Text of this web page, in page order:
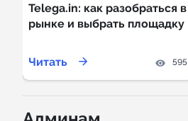
Telega.in: как разобраться в
рынке и выбрать площадку
Читать 595